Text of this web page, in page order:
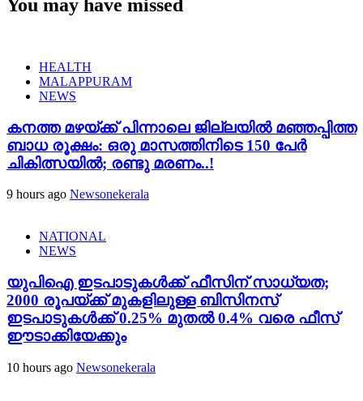
You may have missed
HEALTH
MALAPPURAM
NEWS
കനത്ത മഴയ്‌ക്ക് പിന്നാലെ ജില്ലയിൽ മഞ്ഞപ്പിത്ത
ബാധ രൂക്ഷം: ഒരു മാസത്തിനിടെ 150 പേർ
ചികിത്സയിൽ; രണ്ടു മരണം..!
9 hours ago Newsonekerala
NATIONAL
NEWS
യുപിഐ ഇടപാടുകൾക്ക് ഫീസിന് സാധ്യത;
2000 രൂപയ്ക്ക് മുകളിലുള്ള ബിസിനസ്
ഇടപാടുകൾക്ക് 0.25% മുതൽ 0.4% വരെ ഫീസ്
ഈടാക്കിയേക്കും
10 hours ago Newsonekerala